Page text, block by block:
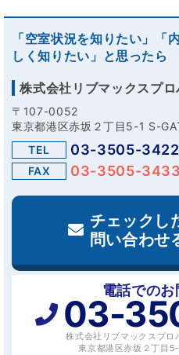
「空室状況を知りたい」「
しく知りたい」と思ったら
株式会社リブマックスプ
〒107-0052
東京都港区赤坂２丁目5-1 S-
TEL
03-3505-3422
FAX 03-3505-3433
チェックし
問い合わせ
電話での
03-
株式会社リブマックスプロ
東京都港区赤坂２丁目